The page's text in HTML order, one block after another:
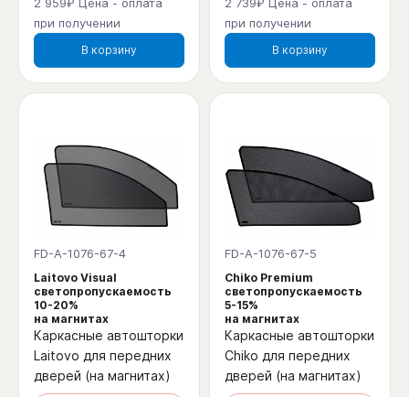
при получении
В корзину
при получении
В корзину
FD-A-1076-67-4
Laitovo Visual
светопропускаемость
10-20%
на магнитах
Каркасные автошторки
Laitovo для передних
дверей (на магнитах)
FD-A-1076-67-5
Chiko Premium
светопропускаемость
5-15%
на магнитах
Каркасные автошторки
Chiko для передних
дверей (на магнитах)